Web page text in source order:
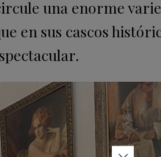
una enorme
en sus cascos